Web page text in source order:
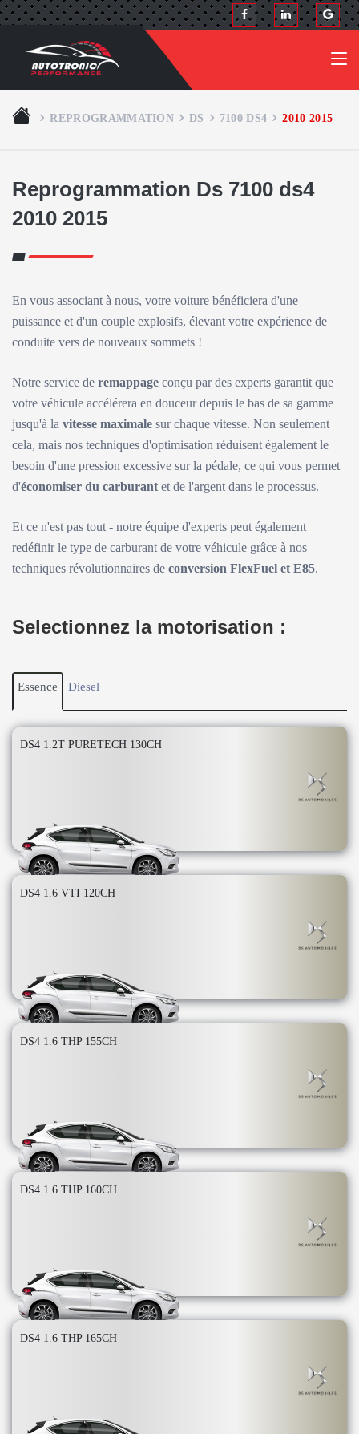
REPROGRAMMATION DS 7100 DS4 2010 2015
Reprogrammation Ds 7100 ds4
2010 2015
En vous associant à nous, votre voiture bénéficiera d'une
puissance et d'un couple explosifs, élevant votre expérience de
conduite vers de nouveaux sommets !
Notre service de remappage conçu par des experts garantit que
votre véhicule accélérera en douceur depuis le bas de sa gamme
jusqu'à la vitesse maximale sur chaque vitesse. Non seulement
cela, mais nos techniques d'optimisation réduisent également le
besoin d'une pression excessive sur la pédale, ce qui vous permet
d'économiser du carburant et de l'argent dans le processus.
Et ce n'est pas tout - notre équipe d'experts peut également
redéfinir le type de carburant de votre véhicule grâce à nos
techniques révolutionnaires de conversion FlexFuel et E85.
Selectionnez la motorisation :
Essence Diesel
DS4 1.2T PURETECH 130CH
DS4 1.6 VTI 120CH
DS4 1.6 THP 155CH
DS4 1.6 THP 160CH
DS4 1.6 THP 165CH